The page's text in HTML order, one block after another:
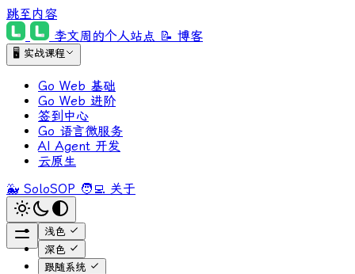
跳至内容
李文周的个人站点 📝 博客
🖥 实战课程
Go Web 基础
Go Web 进阶
签到中心
Go 语言微服务
AI Agent 开发
云原生
🐳 SoloSOP 🧑‍💻 关于
浅色
深色
跟随系统